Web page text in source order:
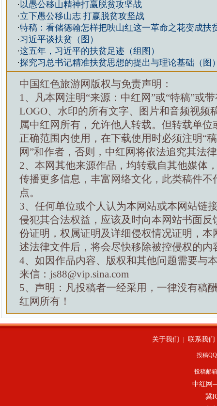
· 以愚公移山精神打赢脱贫攻坚战
·立下愚公移山志 打赢脱贫攻坚战
·特稿：看储德翰怎样把映山红这一革命之花变成扶
·习近平谈扶贫（图）
·这五年，习近平的扶贫足迹（组图）
·探究习总书记精准扶贫思想的提出与理论基础（图
中国红色旅游网版权与免责声明：
1、凡本网注明“来源：中红网”或“特稿”或
LOGO、水印的所有文字、图片和音频视频
属中红网所有，允许他人转载。但转载单位
正确范围内使用，在下载使用时必须注明“
网”和作者，否则，中红网将依法追究其法
2、本网其他来源作品，均转载自其他媒体
传播更多信息，丰富网络文化，此类稿件不
点。
3、任何单位或个人认为本网站或本网站链
侵犯其合法权益，应该及时向本网站书面反
份证明，权属证明及详细侵权情况证明，本
述法律文件后，将会尽快移除被控侵权的内
4、如因作品内容、版权和其他问题需要与
来信：js88@vip.sina.com
5、声明：凡投稿者一经采用，一律没有稿
红网所有！
关于我们 联系我们
投稿
投稿邮
中红网
冀